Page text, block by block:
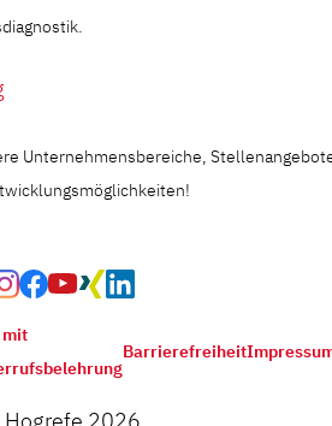
Unternehmensbereiche,
mit
Barrierefreiheit